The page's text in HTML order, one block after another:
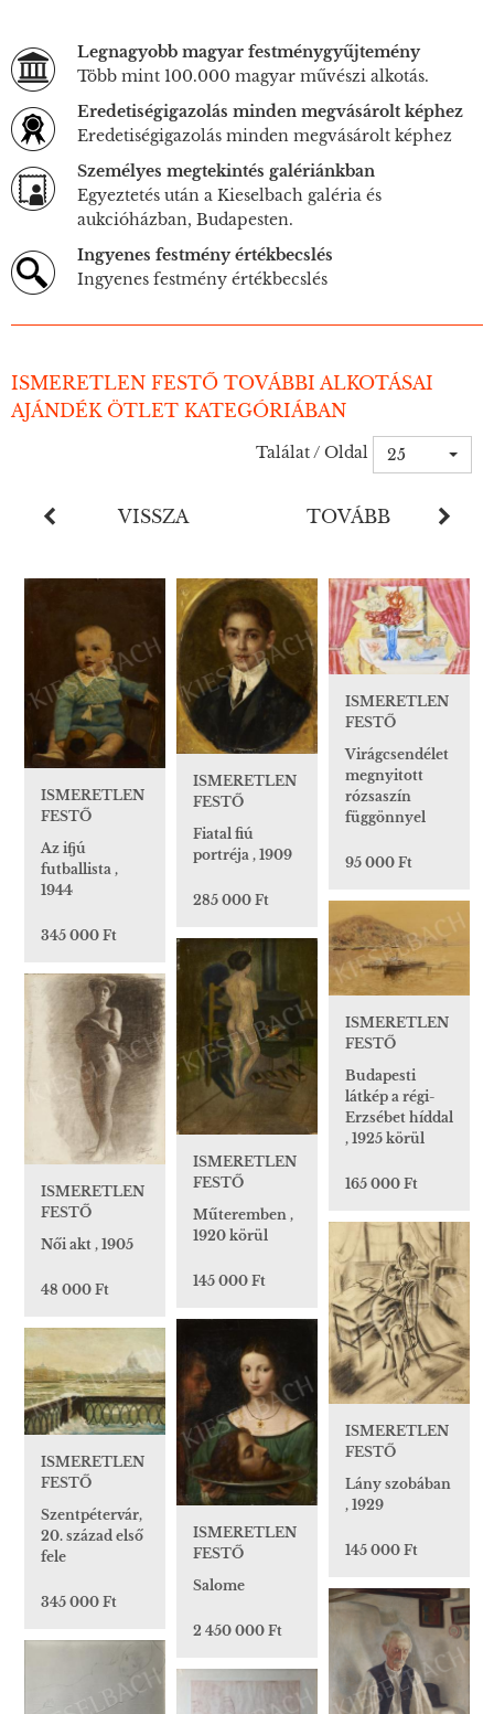
Legnagyobb magyar festménygyűjtemény
Több mint 100.000 magyar művészi alkotás.
Eredetiségigazolás minden megvásárolt képhez
Eredetiségigazolás minden megvásárolt képhez
Személyes megtekintés galériánkban
Egyeztetés után a Kieselbach galéria és
aukcióházban, Budapesten.
Ingyenes festmény értékbecslés
Ingyenes festmény értékbecslés
ISMERETLEN FESTŐ TOVÁBBI ALKOTÁSAI
AJÁNDÉK ÖTLET KATEGÓRIÁBAN
Találat / Oldal 25
VISSZA TOVÁBB
ISMERETLEN
FESTŐ
Az ifjú
futballista ,
1944
345 000 Ft
ISMERETLEN
FESTŐ
Fiatal fiú
portréja , 1909
285 000 Ft
ISMERETLEN
FESTŐ
Virágcsendélet
megnyitott
rózsaszín
függönnyel
95 000 Ft
ISMERETLEN
FESTŐ
Budapesti
látkép a régi-
Erzsébet híddal
, 1925 körül
165 000 Ft
ISMERETLEN
FESTŐ
Műteremben ,
1920 körül
145 000 Ft
ISMERETLEN
FESTŐ
Női akt , 1905
48 000 Ft
ISMERETLEN
FESTŐ
Lány szobában
, 1929
145 000 Ft
ISMERETLEN
FESTŐ
Salome
2 450 000 Ft
ISMERETLEN
FESTŐ
Szentpétervár,
20. század első
fele
345 000 Ft